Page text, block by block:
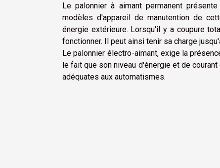
Le palonnier à aimant permanent
modèles d'appareil de manutention de
énergie extérieure. Lorsqu'il y a coupure
fonctionner. Il peut ainsi tenir sa charge
Le palonnier électro-aimant, exige la
le fait que son niveau d'énergie et de
adéquates aux automatismes.